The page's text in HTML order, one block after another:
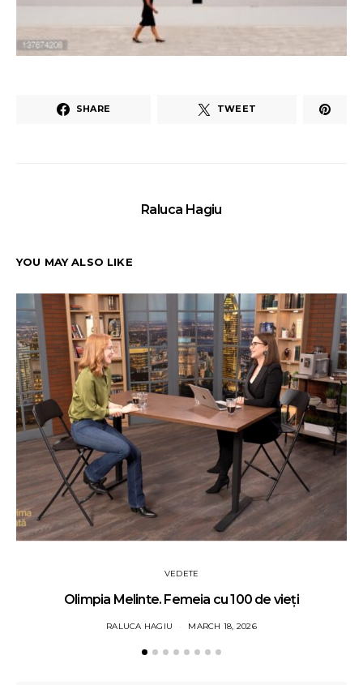
SHARE TWEET
Raluca Hagiu
YOU MAY ALSO LIKE
VEDETE
Olimpia Melinte. Femeia cu 100 de vieți
RALUCA HAGIU MARCH 18, 2026